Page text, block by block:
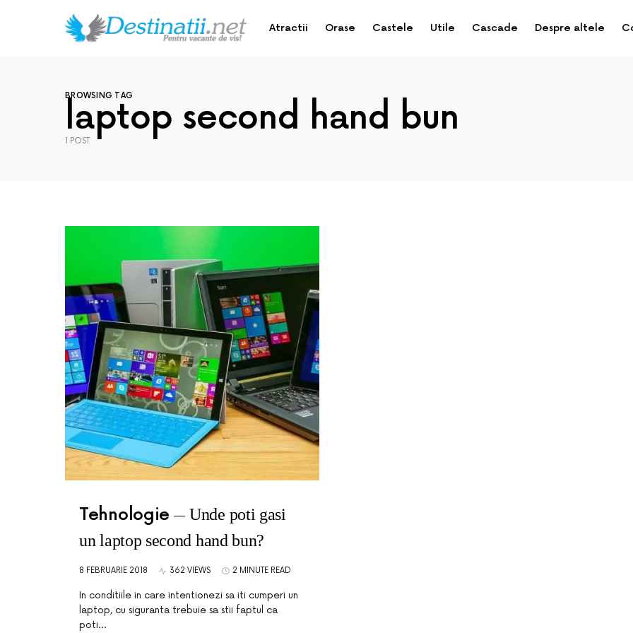
Atractii Orase Castele Utile Cascade Despre altele
BROWSING TAG
laptop second hand bun
1 POST
Tehnologie
Unde poti gasi
un laptop second hand bun?
8 FEBRUARIE 2018 362 VIEWS 2 MINUTE READ
In conditiile in care intentionezi sa iti cumperi un
laptop, cu siguranta trebuie sa stii faptul ca
poti…